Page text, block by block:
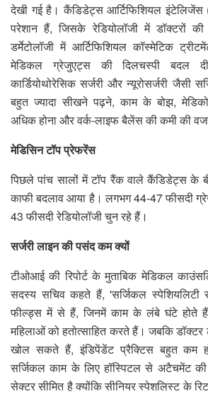
देखी गई है। कैंडिडेट्स आर्टिफिशियल
परेशान हैं, जिसके रेडियोलॉजी में डॉक्टरों
डर्मेटोलॉजी में आर्टिफिशियल कॉस्मेटिक
मेडिकल ग्रेजुएट्स की दिलचस्पी बदल
कार्डियोथोरेसिक सर्जरी और न्यूरोसर्जरी जैसी
बहुत ज्यादा सीखने पढ़ने, काम के बोझ,
अधिक होना और वर्क-लाइफ बैलेंस की कमी की
मेडिसिन टॉप प्रेफरेंस
पिछले पांच सालों में टॉप रैंक वाले कैंडिडेट्स के
काफी बदलाव आया है। लगभग 44-47 फीसदी
43 फीसदी रेडियोलॉजी चुन रहे हैं।
सर्जरी लाइन की पसंद कम क्यों
टीओआई की रिपोर्ट के मुताबिक मेडिकल
सदस्य सचिव कहते हैं, 'सर्जिकल स्पेशियलिटी
फील्ड्स में से हैं, जिनमें काम के लंबे घंटे होते
महिलाओं को हतोत्साहित करते हैं। जबकि
खोल सकते हैं, इंडिपेंडेंट प्रैक्टिस बहुत कम
सर्जिकल काम के लिए हॉस्पिटल से अटैचमेंट की
सेक्टर सीमित है क्योंकि सीनियर स्पेशलिस्ट के